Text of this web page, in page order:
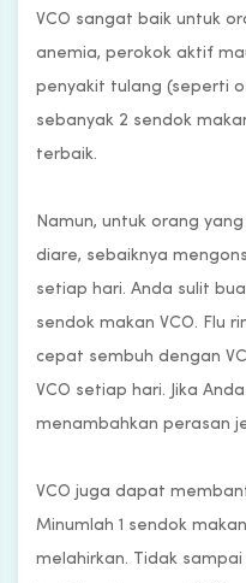
VCO sangat baik untuk
anemia, perokok aktif
penyakit tulang (seperti
sebanyak 2 sendok
terbaik.
Namun, untuk orang
diare, sebaiknya
setiap hari. Anda sulit
sendok makan VCO. Flu
cepat sembuh dengan
VCO setiap hari. Jika
menambahkan perasan
VCO juga dapat
Minumlah 1 sendok
melahirkan. Tidak